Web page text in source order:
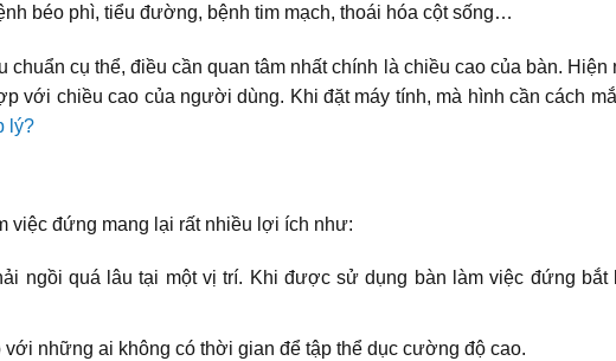
béo phì, tiểu đường, bệnh tim mạch, thoái hóa cột sống…
cụ thể, điều cần quan tâm nhất chính là chiều cao của bàn.
với chiều cao của người dùng. Khi đặt máy tính, mà hình cần cách
lý?
việc đứng mang lại rất nhiều lợi ích như:
ngồi quá lâu tại một vị trí. Khi được sử dụng bàn làm việc đứng
những ai không có thời gian để tập thể dục cường độ cao.